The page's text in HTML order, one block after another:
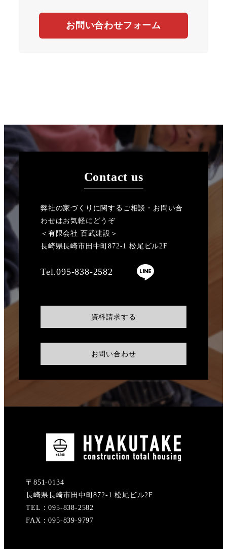
お問い合わせフォーム
Contact us
弊社の家づくりに関するご相談・お問い合
わせはお気軽にどうぞ
＜有限会社 百武建設＞
長崎県長崎市田中町872-1 松尾ビル2F
Tel.095-838-2582
資料請求する
お問い合わせ
〒851-0134
長崎県長崎市田中町872-1 松尾ビル2F
TEL：095-838-2582
FAX：095-839-9797